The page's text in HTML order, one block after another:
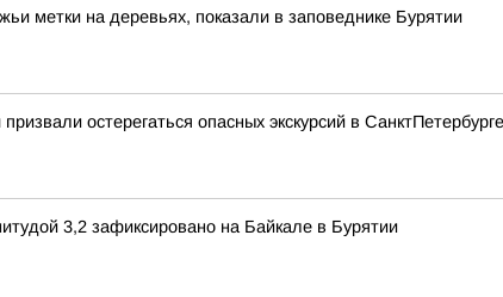
метки на деревьях, показали в заповеднике Бурятии
остерегаться опасных экскурсий в СанктПетербурге
3,2 зафиксировано на Байкале в Бурятии